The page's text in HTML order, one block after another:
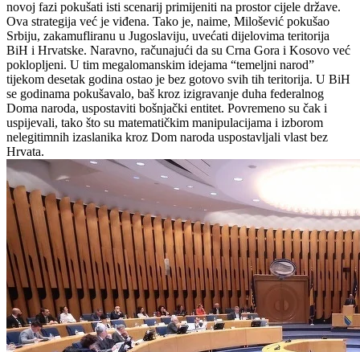
novoj fazi pokušati isti scenarij primijeniti na prostor cijele države.
Ova strategija već je viđena. Tako je, naime, Milošević pokušao
Srbiju, zakamufliranu u Jugoslaviju, uvećati dijelovima teritorija
BiH i Hrvatske. Naravno, računajući da su Crna Gora i Kosovo već
poklopljeni. U tim megalomanskim idejama “temeljni narod”
tijekom desetak godina ostao je bez gotovo svih tih teritorija. U BiH
se godinama pokušavalo, baš kroz izigravanje duha federalnog
Doma naroda, uspostaviti bošnjački entitet. Povremeno su čak i
uspijevali, tako što su matematičkim manipulacijama i izborom
nelegitimnih izaslanika kroz Dom naroda uspostavljali vlast bez
Hrvata.